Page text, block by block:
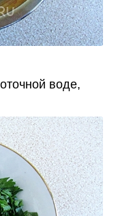
воде,